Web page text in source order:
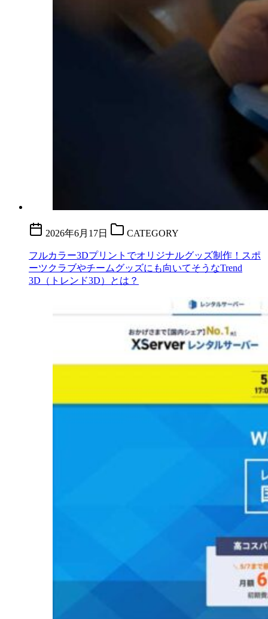
2026年6月17日 CATEGORY
フルカラー3Dプリントでオリジナルグッズ制作！スポ
ーツクラブやチームグッズにも向いてそうなTrend
3D（トレンド3D）とは？